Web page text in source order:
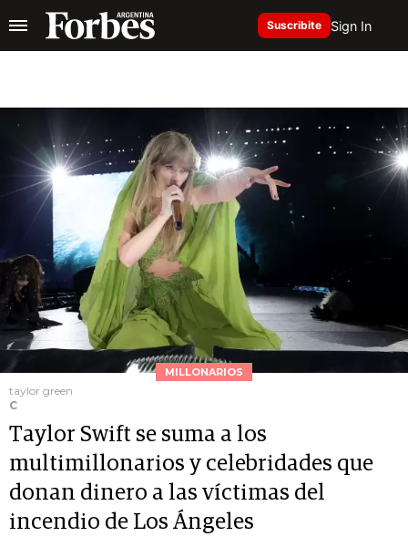
Suscribite Sign In
MILLONARIOS
taylor green
C
Taylor Swift se suma a los
multimillonarios y celebridades que
donan dinero a las víctimas del
incendio de Los Ángeles